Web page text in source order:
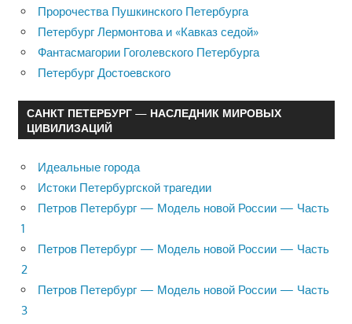
Пророчества Пушкинского Петербурга
Петербург Лермонтова и «Кавказ седой»
Фантасмагории Гоголевского Петербурга
Петербург Достоевского
САНКТ ПЕТЕРБУРГ — НАСЛЕДНИК МИРОВЫХ
ЦИВИЛИЗАЦИЙ
Идеальные города
Истоки Петербургской трагедии
Петров Петербург — Модель новой России — Часть
1
Петров Петербург — Модель новой России — Часть
2
Петров Петербург — Модель новой России — Часть
3